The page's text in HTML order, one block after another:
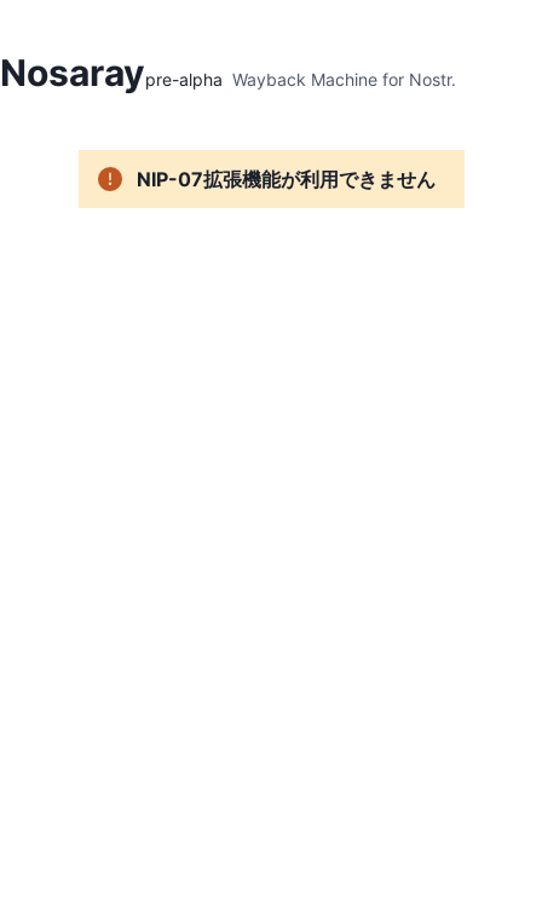
Nosaraypre-alpha Wayback Machine for Nostr.
NIP-07拡張機能が利用できません